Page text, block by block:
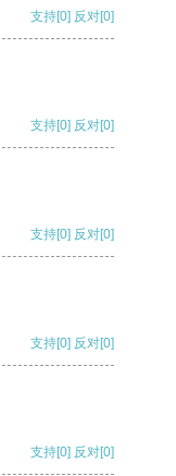
支持[0] 反对[0]
支持[0] 反对[0]
支持[0] 反对[0]
支持[0] 反对[0]
支持[0] 反对[0]